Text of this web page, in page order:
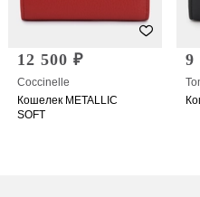
12 500 ₽
Coccinelle
Кошелек METALLIC
SOFT
9